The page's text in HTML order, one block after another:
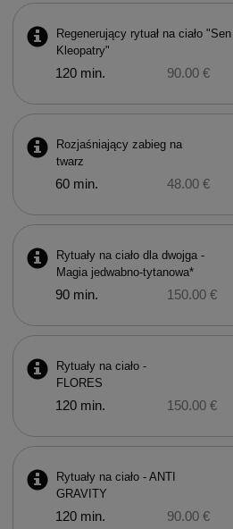
Regenerujący rytuał na ciało "Sen
Kleopatry"
120 min. 90.00 €
Rozjaśniający zabieg na
twarz
60 min. 48.00 €
Rytuały na ciało dla dwojga -
Magia jedwabno-tytanowa*
90 min. 150.00 €
Rytuały na ciało -
FLORES
120 min. 150.00 €
Rytuały na ciało - ANTI
GRAVITY
120 min. 90.00 €